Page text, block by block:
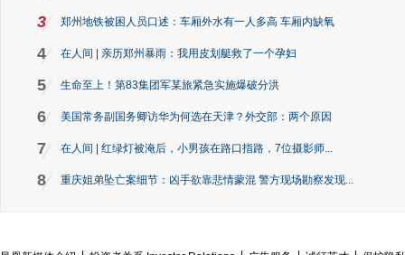
3 郑州地铁被困人员口述：车厢外水有一人多高 车厢内缺氧
4 在人间 | 亲历郑州暴雨：我用皮划艇救了一个孕妇
5 生命至上！第83集团军某旅紧急实施爆破分洪
6 美国常务副国务卿访华为何选在天津？外交部：两个原因
7 在人间 | 红绿灯被淹后，小男孩在路口指路，7位摄影师...
8 重庆姐弟坠亡案细节：凶手欲靠悲情蒙混 警方现场勘察发现...